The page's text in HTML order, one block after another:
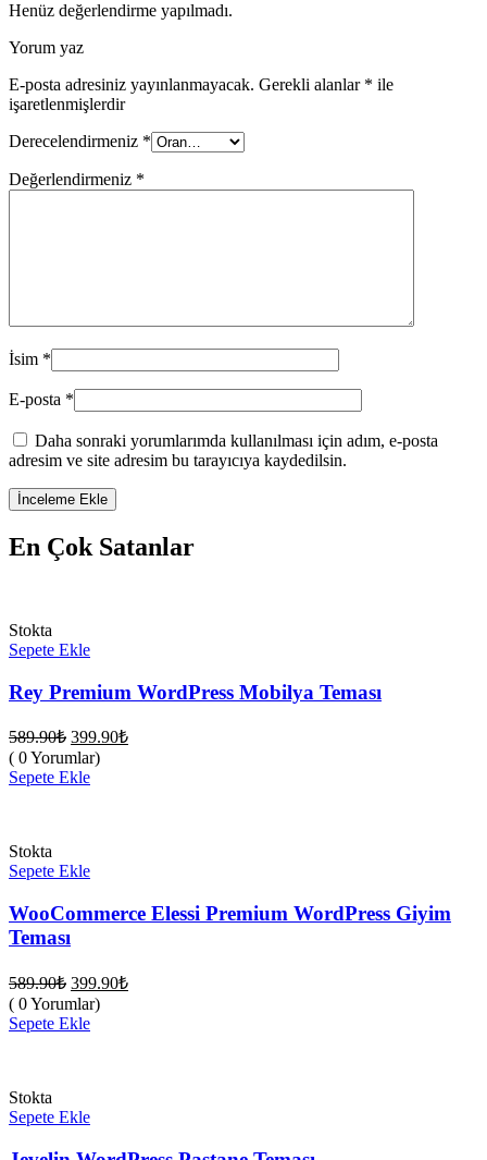
Henüz değerlendirme yapılmadı.
Yorum yaz
E-posta adresiniz yayınlanmayacak. Gerekli alanlar * ile
işaretlenmişlerdir
Derecelendirmeniz *
Değerlendirmeniz *
İsim *
E-posta *
Daha sonraki yorumlarımda kullanılması için adım, e-posta
adresim ve site adresim bu tarayıcıya kaydedilsin.
En Çok Satanlar
Stokta
Sepete Ekle
Rey Premium WordPress Mobilya Teması
589.90₺ Orijinal
fiyat:
589.90₺.
399.90₺Şu
( 0 Yorumlar)
Sepete Ekle
Stokta
Sepete Ekle
WooCommerce Elessi Premium WordPress Giyim
Teması
589.90₺ Orijinal
fiyat:
589.90₺.
399.90₺Şu
( 0 Yorumlar)
Sepete Ekle
Stokta
Sepete Ekle